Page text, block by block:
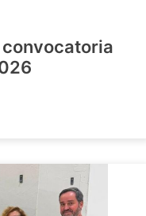
convocatoria